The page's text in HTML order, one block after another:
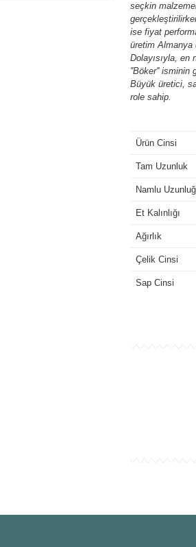
seçkin
ise fiyat
üretim Almanya
Dolayısıyla, en
''Böker'' isminin
Büyük üretici,
role sahip.
Ürün Cinsi
Tam Uzunluk
Namlu
Et Kalınlığı
Ağırlık
Çelik Cinsi
Sap Cinsi